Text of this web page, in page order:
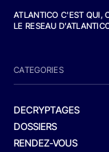
ATLANTICO C'EST QUI,
LE RESEAU
CATEGORIES
DECRYPTAGES
DOSSIERS
RENDEZ-VOUS